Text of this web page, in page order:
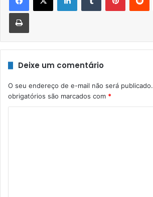
Imprimir
Deixe um comentário
O seu endereço de e-mail não será publicado.
obrigatórios são marcados com *